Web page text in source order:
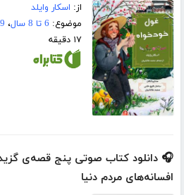
از: اسکار وایلد
موضوع: 6 تا 8 سال ، 9 تا 12 سال
۱۷ دقیقه
🎧 دانلود کتاب صوتی پنج قصه‌ی گزیده
افسانه‌های مردم دنیا